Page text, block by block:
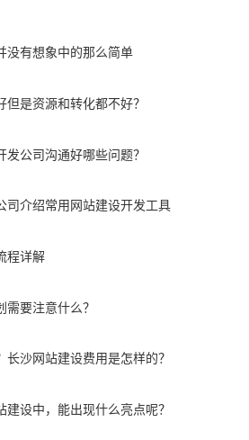
没有想象中的那么简单
但是资源和转化都不好？
公司沟通好哪些问题？
司介绍常用网站建设开发工具
程详解
要注意什么？
长沙网站建设费用是怎样的？
建设中，能出现什么亮点呢？